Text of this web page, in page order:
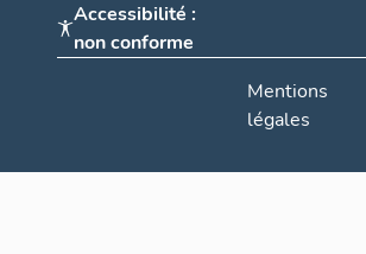
Accessibilité :
non conforme
Mentions
légales